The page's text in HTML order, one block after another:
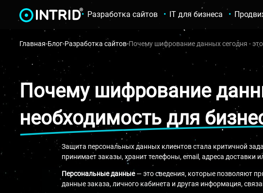
Разработка сайтов IT для бизнеса
Главная-Блог-Разработка сайтов-Почему шифрование данных сегодня -
Почему шифрование
необходимость для
Защита персональных данных клиентов стала критичной
принимает заказы, хранит телефоны, email, адреса доставки
Персональные данные— это сведения, которые позволяют
данные заказа, личного кабинета и другая информация,